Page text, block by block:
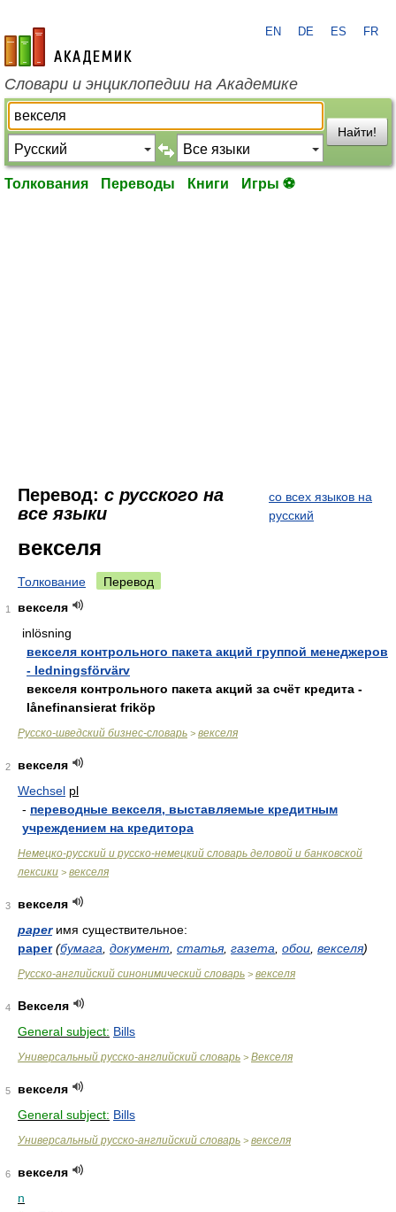
academic.ru
EN DE ES FR
Словари и энциклопедии на Академике
Найти!
Толкования Переводы Книги Игры ⚽
Перевод: с русского на
все языки
со всех языков на
русский
векселя
Толкование Перевод
1
векселя
inlösning
векселя контрольного пакета акций группой менеджеров
- ledningsförvärv
векселя контрольного пакета акций за счёт кредита -
lånefinansierat friköp
Русско-шведский бизнес-словарь > векселя
2
векселя
Wechsel pl
- переводные векселя, выставляемые кредитным
учреждением на кредитора
Немецко-русский и русско-немецкий словарь деловой и банковской
лексики > векселя
3
векселя
paper имя существительное:
paper (бумага документ статья, газета обои векселя)
Русско-английский синонимический словарь > векселя
4
Векселя
General subject: Bills
Универсальный русско-английский словарь > Векселя
5
векселя
General subject: Bills
Универсальный русско-английский словарь > векселя
6
векселя
n